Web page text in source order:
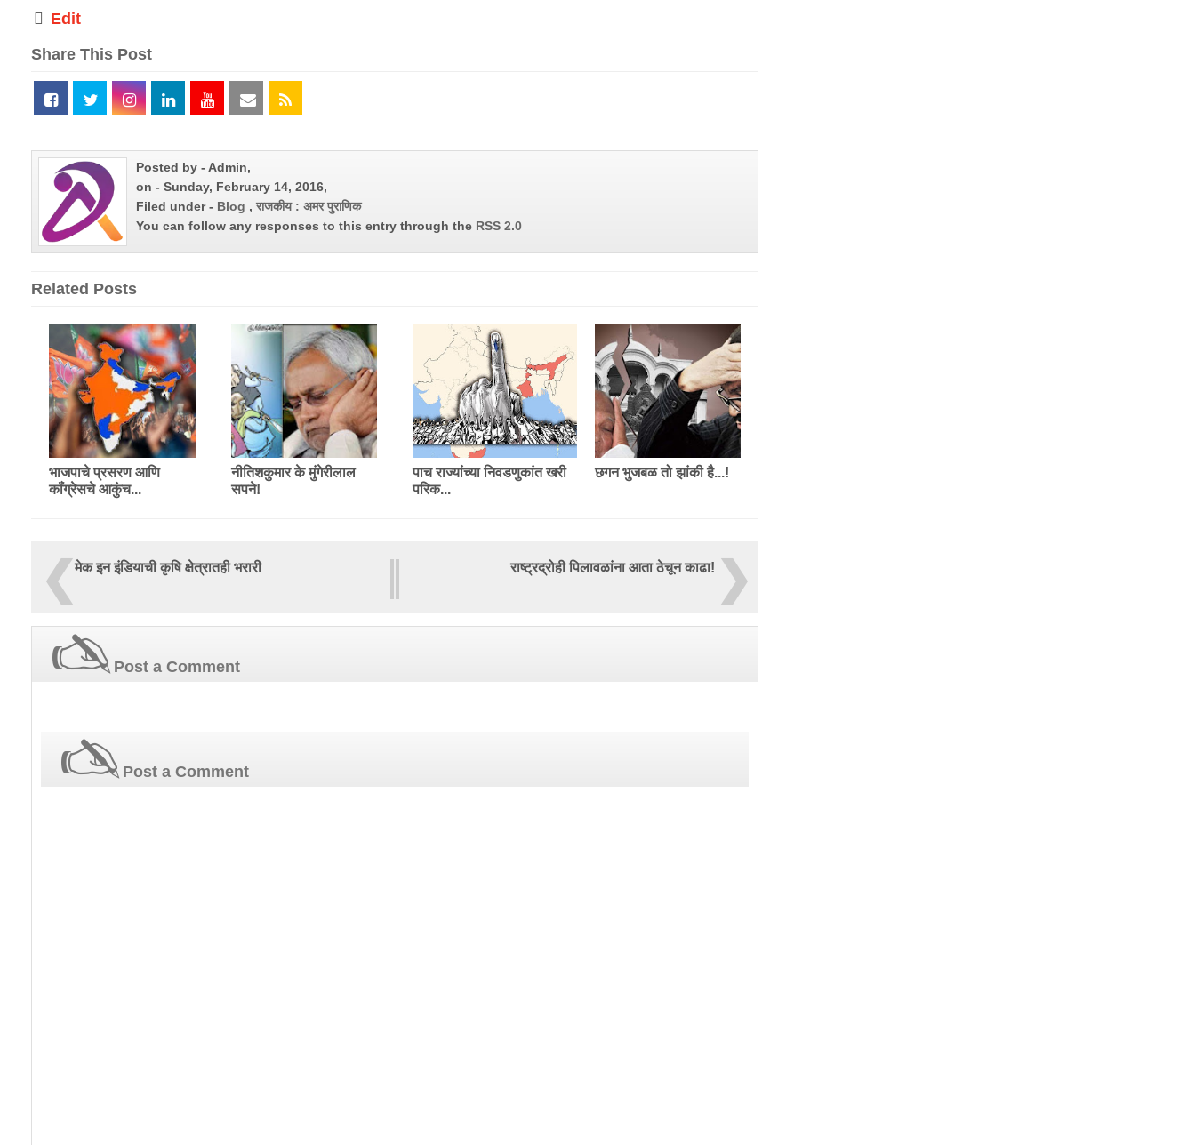
Edit
Share This Post
Posted by - Admin,
on - Sunday, February 14, 2016,
Filed under - Blog , राजकीय : अमर पुराणिक
You can follow any responses to this entry through the RSS 2.0
Related Posts
भाजपाचे प्रसरण आणि
कॉंग्रेसचे आकुंच...
नीतिशकुमार के मुंगेरीलाल
सपने!
पाच राज्यांच्या निवडणुकांत खरी
परिक...
छगन भुजबळ तो झांकी है...!
मेक इन इंडियाची कृषि क्षेत्रातही भरारी राष्ट्रद्रोही पिलावळांना आता ठेचून काढा!
Post a Comment
Post a Comment